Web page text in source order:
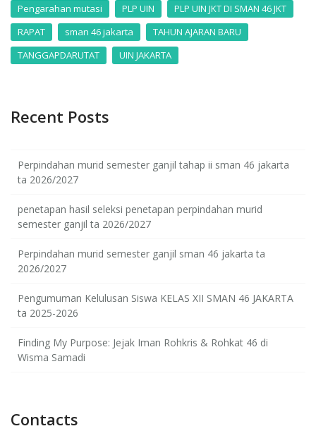
Pengarahan mutasi
PLP UIN
PLP UIN JKT DI SMAN 46 JKT
RAPAT
sman 46 jakarta
TAHUN AJARAN BARU
TANGGAPDARUTAT
UIN JAKARTA
Recent Posts
Perpindahan murid semester ganjil tahap ii sman 46 jakarta
ta 2026/2027
penetapan hasil seleksi penetapan perpindahan murid
semester ganjil ta 2026/2027
Perpindahan murid semester ganjil sman 46 jakarta ta
2026/2027
Pengumuman Kelulusan Siswa KELAS XII SMAN 46 JAKARTA
ta 2025-2026
Finding My Purpose: Jejak Iman Rohkris & Rohkat 46 di
Wisma Samadi
Contacts